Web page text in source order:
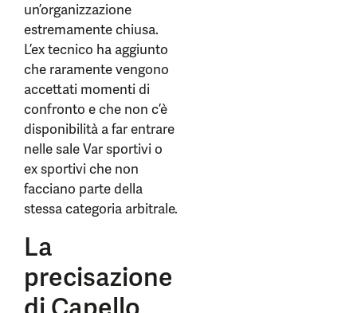
un’organizzazione
estremamente chiusa.
L’ex tecnico ha aggiunto
che raramente vengono
accettati momenti di
confronto e che non c’è
disponibilità a far entrare
nelle sale Var sportivi o
ex sportivi che non
facciano parte della
stessa categoria arbitrale.
La
precisazione